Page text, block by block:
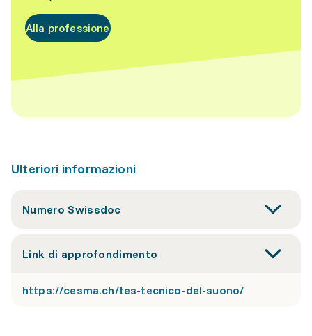
Alla professione
Ulteriori informazioni
Numero Swissdoc
Link di approfondimento
https://cesma.ch/tes-tecnico-del-suono/